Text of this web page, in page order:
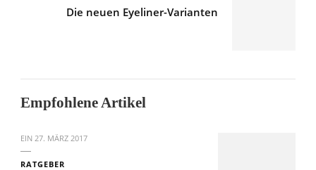
Die neuen Eyeliner-Varianten
Empfohlene Artikel
EIN 27. MÄRZ 2017
RATGEBER